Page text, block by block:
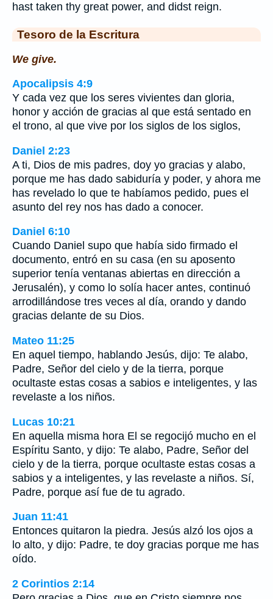
hast taken thy great power, and didst reign.
Tesoro de la Escritura
We give.
Apocalipsis 4:9
Y cada vez que los seres vivientes dan gloria,
honor y acción de gracias al que está sentado en
el trono, al que vive por los siglos de los siglos,
Daniel 2:23
A ti, Dios de mis padres, doy yo gracias y alabo,
porque me has dado sabiduría y poder, y ahora me
has revelado lo que te habíamos pedido, pues el
asunto del rey nos has dado a conocer.
Daniel 6:10
Cuando Daniel supo que había sido firmado el
documento, entró en su casa (en su aposento
superior tenía ventanas abiertas en dirección a
Jerusalén), y como lo solía hacer antes, continuó
arrodillándose tres veces al día, orando y dando
gracias delante de su Dios.
Mateo 11:25
En aquel tiempo, hablando Jesús, dijo: Te alabo,
Padre, Señor del cielo y de la tierra, porque
ocultaste estas cosas a sabios e inteligentes, y las
revelaste a los niños.
Lucas 10:21
En aquella misma hora El se regocijó mucho en el
Espíritu Santo, y dijo: Te alabo, Padre, Señor del
cielo y de la tierra, porque ocultaste estas cosas a
sabios y a inteligentes, y las revelaste a niños. Sí,
Padre, porque así fue de tu agrado.
Juan 11:41
Entonces quitaron la piedra. Jesús alzó los ojos a
lo alto, y dijo: Padre, te doy gracias porque me has
oído.
2 Corintios 2:14